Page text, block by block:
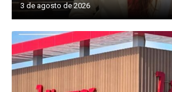
3 de agosto de 2026